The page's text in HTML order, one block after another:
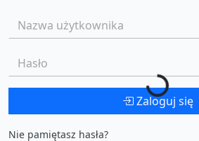
Loading...
Nazwa użytkownika:
Hasło:
Zaloguj się
Nie pamiętasz hasła?